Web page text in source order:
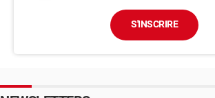
S'INSCRIRE